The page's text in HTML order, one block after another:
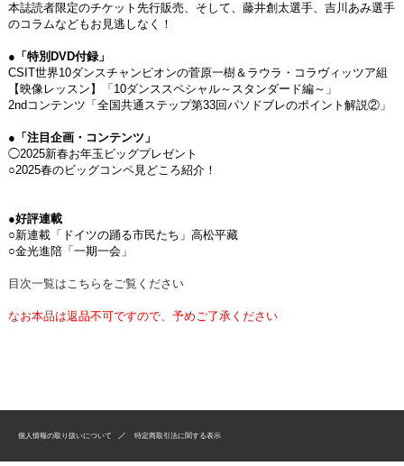
本誌読者限定のチケット先行販売、そして、藤井創太選手、吉川あみ選手
のコラムなどもお見逃しなく！
●「特別DVD付録」
CSIT世界10ダンスチャンピオンの菅原一樹＆ラウラ・コラヴィッツア組
【映像レッスン】「10ダンススペシャル～スタンダード編～」
2ndコンテンツ「全国共通ステップ第33回パソドブレのポイント解説②」
●「注目企画・コンテンツ」
◯2025新春お年玉ビッグプレゼント
○2025春のビッグコンペ見どころ紹介！
●好評連載
○新連載「ドイツの踊る市民たち」高松平藏
○金光進陪「一期一会」
目次一覧はこちらをご覧ください
なお本品は返品不可ですので、予めご了承ください
個人情報の取り扱いについて 特定商取引法に関する表示